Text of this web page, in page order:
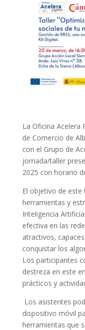
La Oficina Acelera
de Comercio de
con el Grupo de
jornada/taller
2025 con horario
El objetivo de este
herramientas y
Inteligencia
efectiva en las
atractivos,
conquistar los
Los participantes
destreza en este
prácticos y
Los asistentes
dispositivo móvil
herramientas que